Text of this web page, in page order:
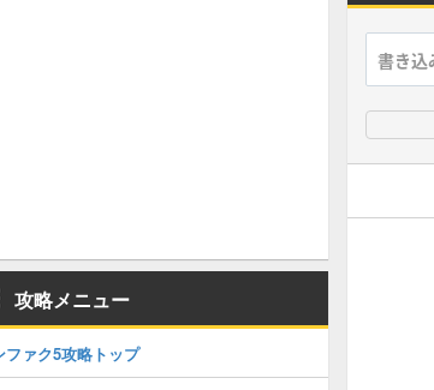
攻略メニュー
ファク5攻略トップ